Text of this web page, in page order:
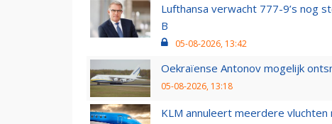
Lufthansa verwacht 777-9’s nog
B
05-08-2026, 13:42
Oekraïense Antonov mogelijk
05-08-2026, 13:18
KLM annuleert meerdere